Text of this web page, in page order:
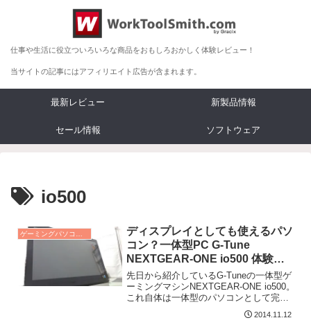
仕事や生活に役立ついろいろな商品をおもしろおかしく体験レビュー！
当サイトの記事にはアフィリエイト広告が含まれます。
最新レビュー 新製品情報
セール情報 ソフトウェア
io500
ディスプレイとしても使えるパソ
コン？一体型PC G-Tune
NEXTGEAR-ONE io500 体験レ
ビュー
先日から紹介しているG-Tuneの一体型ゲ
ーミングマシンNEXTGEAR-ONE io500。
これ自体は一体型のパソコンとして完結
しているのですが、実は単なるモ...
2014.11.12